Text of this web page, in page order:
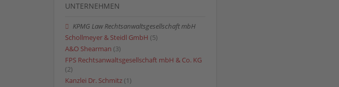
UNTERNEHMEN
KPMG Law Rechtsanwaltsgesellschaft mbH
Schollmeyer & Steidl GmbH (5)
A&O Shearman (3)
FPS Rechtsanwaltsgesellschaft mbH & Co. KG
(2)
Kanzlei Dr. Schmitz (1)